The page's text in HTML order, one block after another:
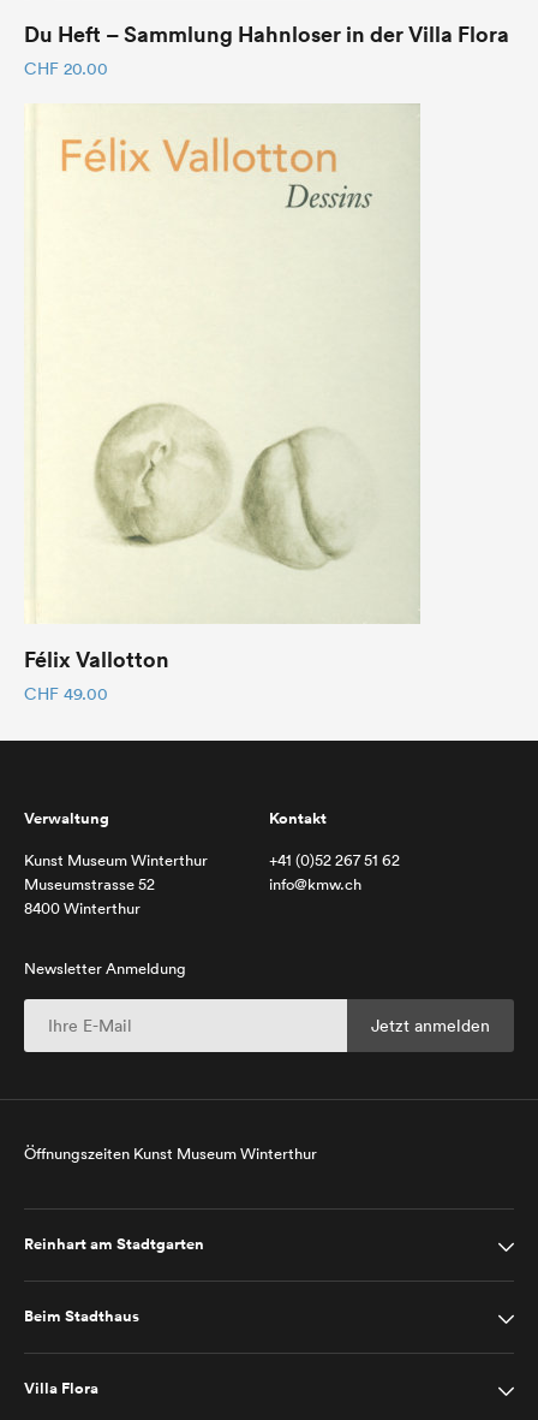
Du Heft – Sammlung Hahnloser in der Villa Flora
CHF 20.00
Félix Vallotton
CHF 49.00
Verwaltung
Kunst Museum Winterthur
Museumstrasse 52
8400 Winterthur
Kontakt
+41 (0)52 267 51 62
info@kmw.ch
Newsletter Anmeldung
Öffnungszeiten Kunst Museum Winterthur
Reinhart am Stadtgarten
Beim Stadthaus
Villa Flora